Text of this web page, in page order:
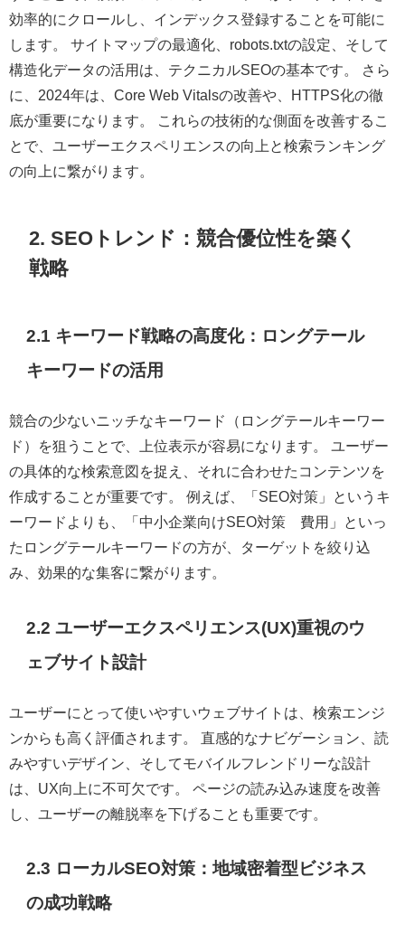
効率的にクロールし、インデックス登録することを可能に
します。 サイトマップの最適化、robots.txtの設定、そして
構造化データの活用は、テクニカルSEOの基本です。 さら
に、2024年は、Core Web Vitalsの改善や、HTTPS化の徹
底が重要になります。 これらの技術的な側面を改善するこ
とで、ユーザーエクスペリエンスの向上と検索ランキング
の向上に繋がります。
2. SEOトレンド：競合優位性を築く
戦略
2.1 キーワード戦略の高度化：ロングテール
キーワードの活用
競合の少ないニッチなキーワード（ロングテールキーワー
ド）を狙うことで、上位表示が容易になります。 ユーザー
の具体的な検索意図を捉え、それに合わせたコンテンツを
作成することが重要です。 例えば、「SEO対策」というキ
ーワードよりも、「中小企業向けSEO対策 費用」といっ
たロングテールキーワードの方が、ターゲットを絞り込
み、効果的な集客に繋がります。
2.2 ユーザーエクスペリエンス(UX)重視のウ
ェブサイト設計
ユーザーにとって使いやすいウェブサイトは、検索エンジ
ンからも高く評価されます。 直感的なナビゲーション、読
みやすいデザイン、そしてモバイルフレンドリーな設計
は、UX向上に不可欠です。 ページの読み込み速度を改善
し、ユーザーの離脱率を下げることも重要です。
2.3 ローカルSEO対策：地域密着型ビジネス
の成功戦略